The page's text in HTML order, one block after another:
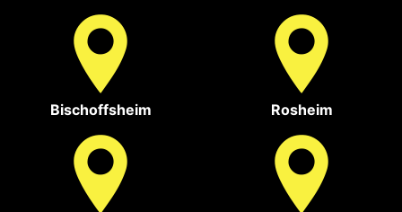
Bischoffsheim Rosheim